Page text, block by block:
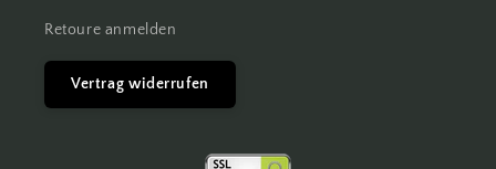
Retoure anmelden
Vertrag widerrufen